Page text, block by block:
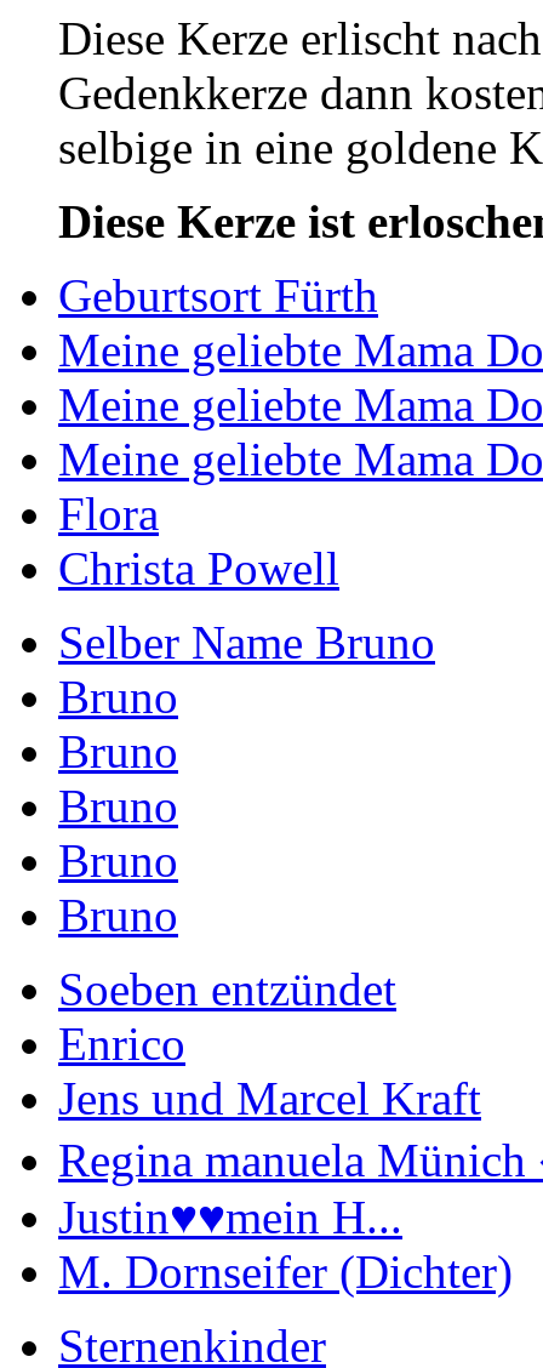
Diese Kerze erlischt
Gedenkkerze dann
selbige in eine goldene
Diese Kerze ist
Geburtsort Fürth
Meine geliebte Mama
Meine geliebte Mama
Meine geliebte Mama
Flora
Christa Powell
Selber Name Bruno
Bruno
Bruno
Bruno
Bruno
Bruno
Soeben entzündet
Enrico
Jens und Marcel Kraft
Regina manuela
Justin♥️♥️mein H...
M. Dornseifer (Dichter)
Sternenkinder